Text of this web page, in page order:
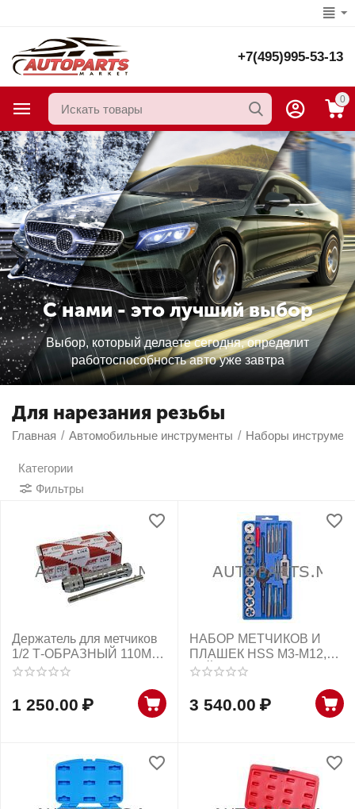
+7(495)995-53-13
0
С нами - это лучший выбор
Выбор, который делаете сегодня, определит
работоспособность авто уже завтра
Для нарезания резьбы
Главная / Автомобильные инструменты / Наборы
Категории
Фильтры
​Держатель для метчиков
1/2 Т-ОБРАЗНЫЙ 110ММ
JTC
1 250.00 ₽
НАБОР МЕТЧИКОВ И
ПЛАШЕК HSS M3-M12,
КЕЙС, 21 ПРЕДМЕТ
3 540.00 ₽